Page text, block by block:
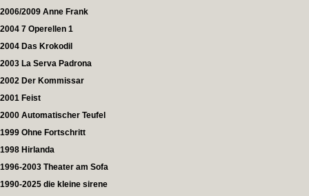
2006/2009 Anne Frank
2004 7 Operellen 1
2004 Das Krokodil
2003 La Serva Padrona
2002 Der Kommissar
2001 Feist
2000 Automatischer Teufel
1999 Ohne Fortschritt
1998 Hirlanda
1996-2003 Theater am Sofa
1990-2025 die kleine sirene